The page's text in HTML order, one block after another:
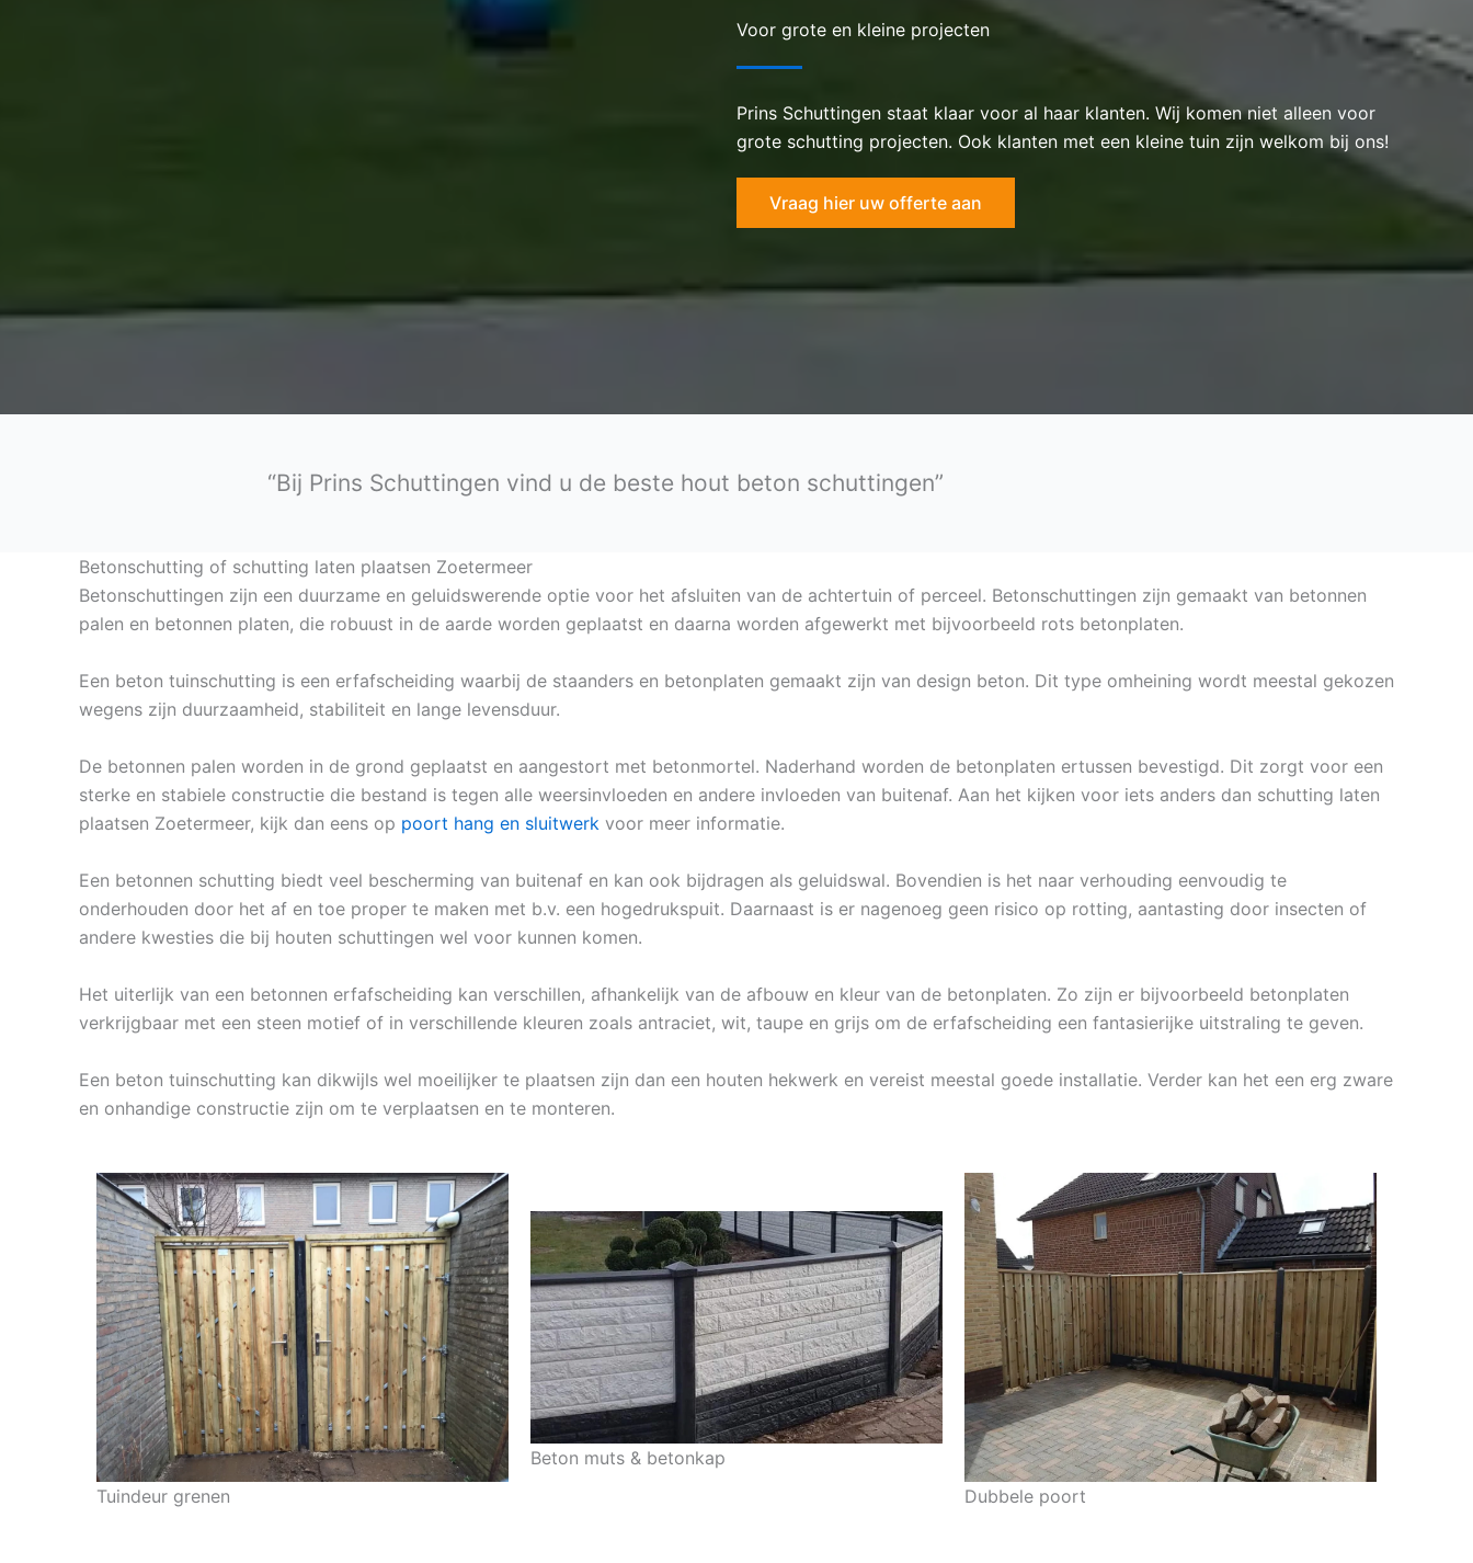
Voor grote en kleine projecten
Prins Schuttingen staat klaar voor al haar klanten. Wij komen niet alleen voor
grote schutting projecten. Ook klanten met een kleine tuin zijn welkom bij ons!
Vraag hier uw offerte aan
“Bij Prins Schuttingen vind u de beste hout beton schuttingen”
Betonschutting of schutting laten plaatsen Zoetermeer
Betonschuttingen zijn een duurzame en geluidswerende optie voor het afsluiten van de achtertuin of perceel. Betonschuttingen zijn gemaakt van betonnen
palen en betonnen platen, die robuust in de aarde worden geplaatst en daarna worden afgewerkt met bijvoorbeeld rots betonplaten.
Een beton tuinschutting is een erfafscheiding waarbij de staanders en betonplaten gemaakt zijn van design beton. Dit type omheining wordt meestal gekozen
wegens zijn duurzaamheid, stabiliteit en lange levensduur.
De betonnen palen worden in de grond geplaatst en aangestort met betonmortel. Naderhand worden de betonplaten ertussen bevestigd. Dit zorgt voor een
sterke en stabiele constructie die bestand is tegen alle weersinvloeden en andere invloeden van buitenaf. Aan het kijken voor iets anders dan schutting laten
plaatsen Zoetermeer, kijk dan eens op poort hang en sluitwerk voor meer informatie.
Een betonnen schutting biedt veel bescherming van buitenaf en kan ook bijdragen als geluidswal. Bovendien is het naar verhouding eenvoudig te
onderhouden door het af en toe proper te maken met b.v. een hogedrukspuit. Daarnaast is er nagenoeg geen risico op rotting, aantasting door insecten of
andere kwesties die bij houten schuttingen wel voor kunnen komen.
Het uiterlijk van een betonnen erfafscheiding kan verschillen, afhankelijk van de afbouw en kleur van de betonplaten. Zo zijn er bijvoorbeeld betonplaten
verkrijgbaar met een steen motief of in verschillende kleuren zoals antraciet, wit, taupe en grijs om de erfafscheiding een fantasierijke uitstraling te geven.
Een beton tuinschutting kan dikwijls wel moeilijker te plaatsen zijn dan een houten hekwerk en vereist meestal goede installatie. Verder kan het een erg zware
en onhandige constructie zijn om te verplaatsen en te monteren.
Tuindeur grenen
Beton muts & betonkap
Dubbele poort